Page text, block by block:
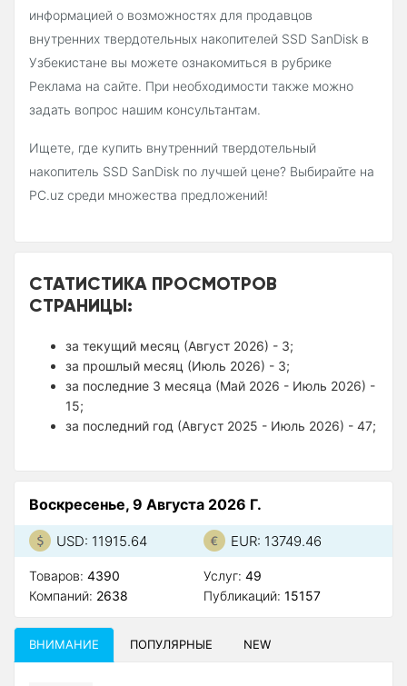
информацией о возможностях для продавцов
внутренних твердотельных накопителей SSD SanDisk в
Узбекистане вы можете ознакомиться в рубрике
Реклама на сайте. При необходимости также можно
задать вопрос нашим консультантам.
Ищете, где купить внутренний твердотельный
накопитель SSD SanDisk по лучшей цене? Выбирайте на
PC.uz среди множества предложений!
СТАТИСТИКА ПРОСМОТРОВ
СТРАНИЦЫ:
за текущий месяц (Август 2026) - 3;
за прошлый месяц (Июль 2026) - 3;
за последние 3 месяца (Май 2026 - Июль 2026) -
15;
за последний год (Август 2025 - Июль 2026) - 47;
Воскресенье, 9 Августа 2026 Г.
USD: 11915.64 EUR: 13749.46
Товаров: 4390
Компаний: 2638
Услуг: 49
Публикаций: 15157
ВНИМАНИЕ ПОПУЛЯРНЫЕ NEW